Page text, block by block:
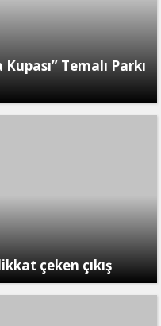
Temalı Parkı
çeken çıkış